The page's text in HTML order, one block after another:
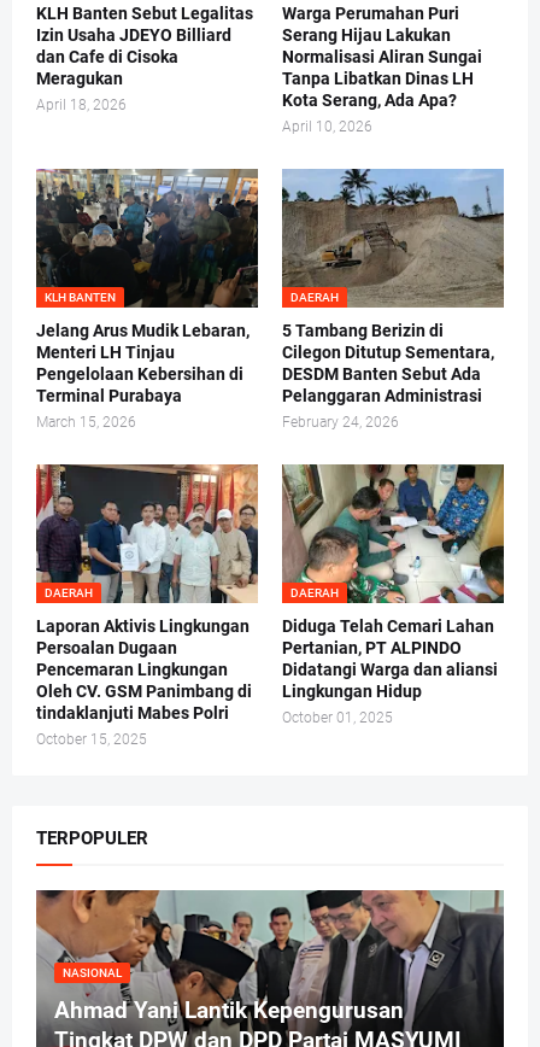
KLH Banten Sebut Legalitas
Izin Usaha JDEYO Billiard
dan Cafe di Cisoka
Meragukan
April 18, 2026
Warga Perumahan Puri
Serang Hijau Lakukan
Normalisasi Aliran Sungai
Tanpa Libatkan Dinas LH
Kota Serang, Ada Apa?
April 10, 2026
KLH BANTEN
Jelang Arus Mudik Lebaran,
Menteri LH Tinjau
Pengelolaan Kebersihan di
Terminal Purabaya
March 15, 2026
DAERAH
5 Tambang Berizin di
Cilegon Ditutup Sementara,
DESDM Banten Sebut Ada
Pelanggaran Administrasi
February 24, 2026
DAERAH
Laporan Aktivis Lingkungan
Persoalan Dugaan
Pencemaran Lingkungan
Oleh CV. GSM Panimbang di
tindaklanjuti Mabes Polri
October 15, 2025
DAERAH
Diduga Telah Cemari Lahan
Pertanian, PT ALPINDO
Didatangi Warga dan aliansi
Lingkungan Hidup
October 01, 2025
TERPOPULER
NASIONAL
Ahmad Yani Lantik Kepengurusan
Tingkat DPW dan DPD Partai MASYUMI